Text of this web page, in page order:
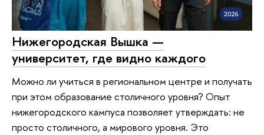
Нижегородская Вышка —
университет, где видно каждого
Можно ли учиться в региональном центре и получать
при этом образование столичного уровня? Опыт
нижегородского кампуса позволяет утверждать: не
просто столичного, а мирового уровня. Это